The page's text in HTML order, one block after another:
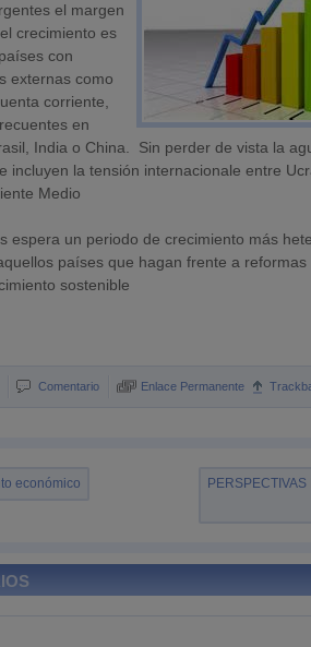
el margen
crecimiento es
con
externas como
corriente,
en
India o China. Sin perder de vista la
incluyen la tensión internacionale entre
Medio
espera un periodo de crecimiento más
países que hagan frente a
sostenible
Comentario Enlace Permanente
económico